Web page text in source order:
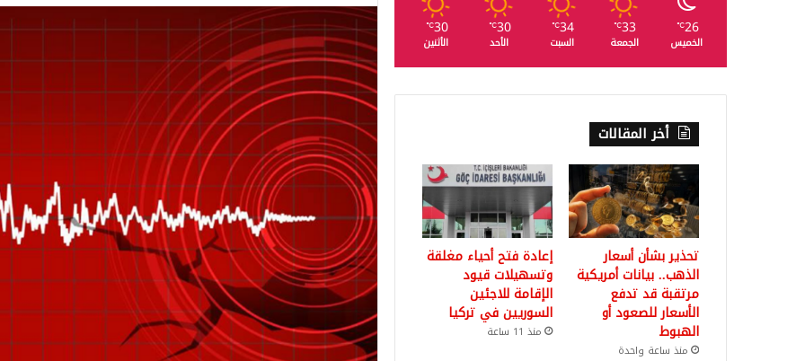
26
℃
الخميس
33
℃
الجمعة
34
℃
السبت
30
℃
الأحد
30
℃
الأثنين
أخر المقالات
تحذير بشأن أسعار
الذهب.. بيانات أمريكية
مرتقبة قد تدفع
الأسعار للصعود أو
الهبوط
منذ ساعة واحدة
إعادة فتح أحياء مغلقة
وتسهيلات قيود
الإقامة للاجئين
السوريين في تركيا
منذ 11 ساعة